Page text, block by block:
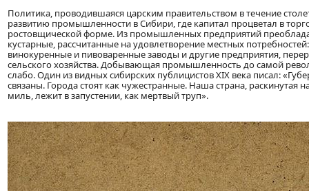
Политика, проводившаяся царским правительством в течение
развитию промышленности в Сибири, где капитал процветал в
ростовщической форме. Из промышленных предприятий
кустарные, рассчитанные на удовлетворение местных
винокуренные и пивоваренные заводы и другие предприятия,
сельского хозяйства. Добывающая промышленность до самой
слабо. Один из видных сибирских публицистов XIX века писал:
связаны. Города стоят как чужестранные. Наша страна, раскинутая
миль, лежит в запустении, как мертвый труп».